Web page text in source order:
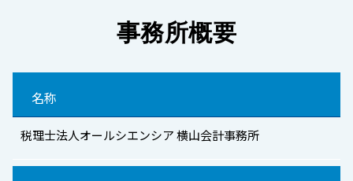
事務所概要
名称
税理士法人オールシエンシア 横山会計事務所